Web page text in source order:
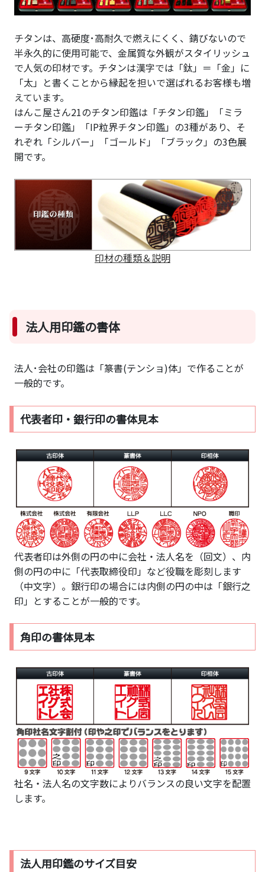
チタンは、高硬度･高耐久で燃えにくく、錆びないので
半永久的に使用可能で、金属質な外観がスタイリッシュ
で人気の印材です。チタンは漢字では「鈦」＝「金」に
「太」と書くことから縁起を担いで選ばれるお客様も増
えています。
はんこ屋さん21のチタン印鑑は「チタン印鑑」「ミラ
ーチタン印鑑」「IP粒界チタン印鑑」の3種があり、そ
れぞれ「シルバー」「ゴールド」「ブラック」の3色展
開です。
印材の種類＆説明
法人用印鑑の書体
法人･会社の印鑑は「篆書(テンショ)体」で作ることが
一般的です。
代表者印・銀行印の書体見本
代表者印は外側の円の中に会社・法人名を（回文）、内
側の円の中に「代表取締役印」など役職を彫刻します
（中文字）。銀行印の場合には内側の円の中は「銀行之
印」とすることが一般的です。
角印の書体見本
社名・法人名の文字数によりバランスの良い文字を配置
します。
法人用印鑑のサイズ目安